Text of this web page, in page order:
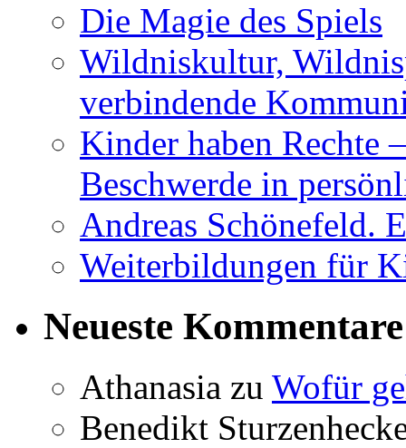
Die Magie des Spiels
Wildniskultur,
verbindende
Kinder haben Rechte
Beschwerde in
Andreas Schönefeld.
Weiterbildungen für
Neueste Kommentare
Athanasia zu Wofür
Benedikt